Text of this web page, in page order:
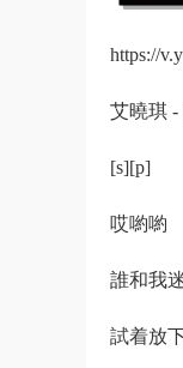
https://
艾曉琪 -
[s][p]
哎喲喲
誰和我
試着放